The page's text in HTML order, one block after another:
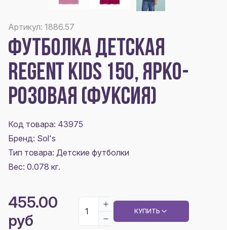
Артикул: 1886.57
ФУТБОЛКА ДЕТСКАЯ
REGENT KIDS 150, ЯРКО-
РОЗОВАЯ (ФУКСИЯ)
Код товара: 43975
Бренд: Sol's
Тип товара: Детские футболки
Вес: 0.078 кг.
455.00
руб
КУПИТЬ